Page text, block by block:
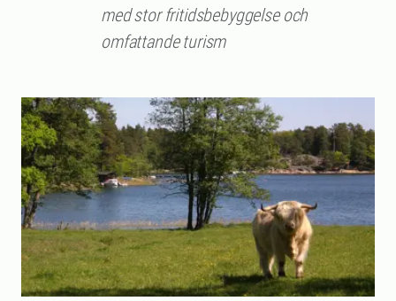
med stor fritidsbebyggelse och
omfattande turism